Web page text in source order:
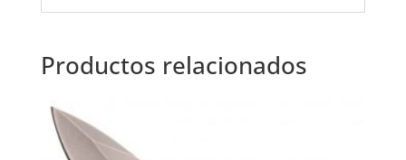
Productos relacionados